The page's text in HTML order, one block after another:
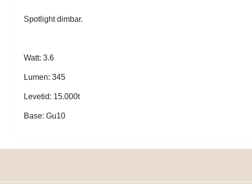
Spotlight dimbar.
Watt: 3.6
Lumen: 345
Levetid: 15.000t
Base: Gu10